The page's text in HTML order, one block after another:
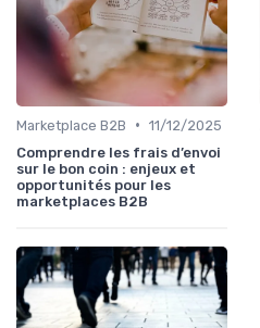
Marketplace B2B • 11/12/2025
Comprendre les frais d’envoi
sur le bon coin : enjeux et
opportunités pour les
marketplaces B2B